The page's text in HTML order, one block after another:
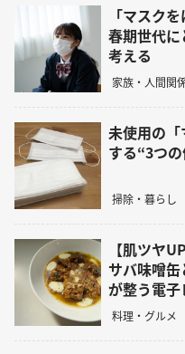
「マスク
春期世代
考える
家族・人間関
未使用の
する“3つ
掃除・暮らし
【肌ツヤ
サバ味噌
が整う電
料理・グルメ